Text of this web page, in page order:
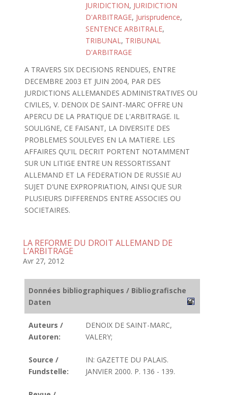
JURIDICTION, JURIDICTION
D'ARBITRAGE, Jurisprudence,
SENTENCE ARBITRALE,
TRIBUNAL, TRIBUNAL
D'ARBITRAGE
A TRAVERS SIX DECISIONS RENDUES, ENTRE
DECEMBRE 2003 ET JUIN 2004, PAR DES
JURDICTIONS ALLEMANDES ADMINISTRATIVES OU
CIVILES, V. DENOIX DE SAINT-MARC OFFRE UN
APERCU DE LA PRATIQUE DE L'ARBITRAGE. IL
SOULIGNE, CE FAISANT, LA DIVERSITE DES
PROBLEMES SOULEVES EN LA MATIERE. LES
AFFAIRES QU'IL DECRIT PORTENT NOTAMMENT
SUR UN LITIGE ENTRE UN RESSORTISSANT
ALLEMAND ET LA FEDERATION DE RUSSIE AU
SUJET D'UNE EXPROPRIATION, AINSI QUE SUR
PLUSIEURS DIFFERENDS ENTRE ASSOCIES OU
SOCIETAIRES.
LA REFORME DU DROIT ALLEMAND DE
L’ARBITRAGE
Avr 27, 2012
Données bibliographiques / Bibliografische
Daten
Auteurs /
Autoren:
DENOIX DE SAINT-MARC,
VALERY;
Source /
Fundstelle:
IN: GAZETTE DU PALAIS.
JANVIER 2000. P. 136 - 139.